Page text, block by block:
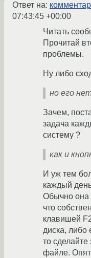
Ответ на:
07:43:45 +00:00
Читать
Прочитай
проблемы.
Ну либо
но его
Зачем,
задача
систему ?
как и
И уж тем
каждый
Обычно она
что
клавишей
диска, либо
то
файле.